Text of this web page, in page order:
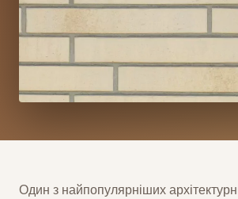
Один з найпопулярніших